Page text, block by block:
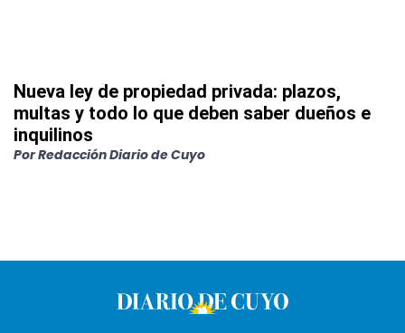
Nueva ley de propiedad privada: plazos,
multas y todo lo que deben saber dueños e
inquilinos
PorRedacción Diario de Cuyo